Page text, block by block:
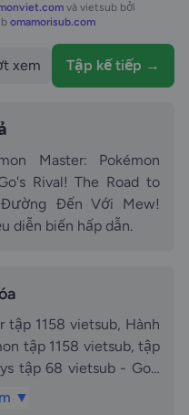
và vietsub bởi
omamorisub.com
xem Tập kế tiếp →
Master: Pokémon
Rival! The Road to
Đến Với Mew!
diễn biến hấp dẫn.
tập 1158 vietsub, Hành
1158 vietsub, tập
tập 68 vietsub - Go's
thủ của Goh! Đường
▼